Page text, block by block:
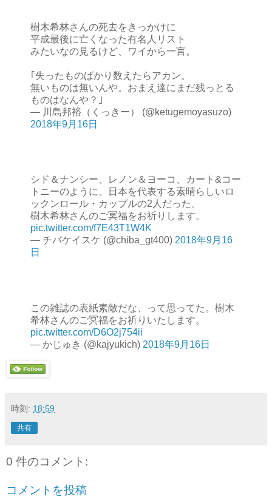
樹木希林さんの死去をきっかけに
平成最後に亡くなった有名人リスト
みたいなの見るけど、ワイから一言。
｢失ったものばかり数えたらアカン。
無いものは無いんや。おまえ達にまだ残っとる
ものはなんや？｣
— 川島邦裕（くっきー） (@ketugemoyasuzo)
2018年9月16日
シド＆ナンシー、レノン＆ヨーコ、カート&コー
トニーのように、日本を代表する素晴らしいロ
ックンロール・カップルの2人だった。
樹木希林さんのご冥福をお祈りします。
pic.twitter.com/f7E43T1W4K
— チバケイスケ (@chiba_gt400) 2018年9月16
日
この雑誌の表紙素敵だな、って思ってた。樹木
希林さんのご冥福をお祈りいたします。
pic.twitter.com/D6O2j754ii
— かじゅき (@kajyukich) 2018年9月16日
時刻: 18:59
共有
0 件のコメント:
コメントを投稿